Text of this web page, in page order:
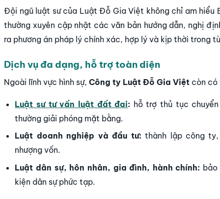
Đội ngũ luật sư của Luật Đỗ Gia Việt không chỉ am hiểu
thường xuyên cập nhật các văn bản hướng dẫn, nghị
ra phương án pháp lý chính xác, hợp lý và kịp thời trong
Dịch vụ đa dạng, hỗ trợ toàn diện
Ngoài lĩnh vực hình sự, Công ty Luật Đỗ Gia Việt còn có
Luật sư tư vấn luật đất đai: hỗ trợ thủ tục
thường giải phóng mặt bằng.
Luật doanh nghiệp và đầu tư: thành lập công
nhượng vốn.
Luật dân sự, hôn nhân, gia đình, hành chính:
kiện dân sự phức tạp.